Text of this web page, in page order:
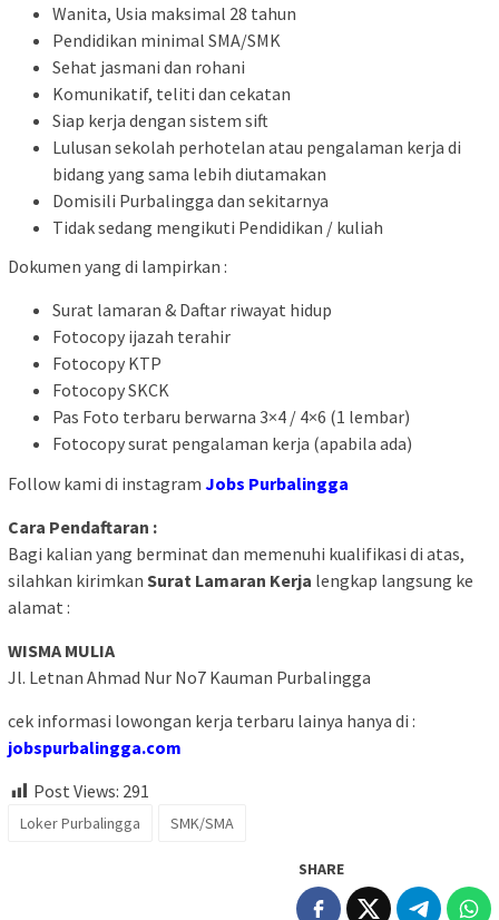
Wanita, Usia maksimal 28 tahun
Pendidikan minimal SMA/SMK
Sehat jasmani dan rohani
Komunikatif, teliti dan cekatan
Siap kerja dengan sistem sift
Lulusan sekolah perhotelan atau pengalaman kerja di
bidang yang sama lebih diutamakan
Domisili Purbalingga dan sekitarnya
Tidak sedang mengikuti Pendidikan / kuliah
Dokumen yang di lampirkan :
Surat lamaran & Daftar riwayat hidup
Fotocopy ijazah terahir
Fotocopy KTP
Fotocopy SKCK
Pas Foto terbaru berwarna 3×4 / 4×6 (1 lembar)
Fotocopy surat pengalaman kerja (apabila ada)
Follow kami di instagram Jobs Purbalingga
Cara Pendaftaran :
Bagi kalian yang berminat dan memenuhi kualifikasi di atas,
silahkan kirimkan Surat Lamaran Kerja lengkap langsung ke
alamat :
WISMA MULIA
Jl. Letnan Ahmad Nur No7 Kauman Purbalingga
cek informasi lowongan kerja terbaru lainya hanya di :
jobspurbalingga.com
Post Views: 291
Loker Purbalingga SMK/SMA
SHARE